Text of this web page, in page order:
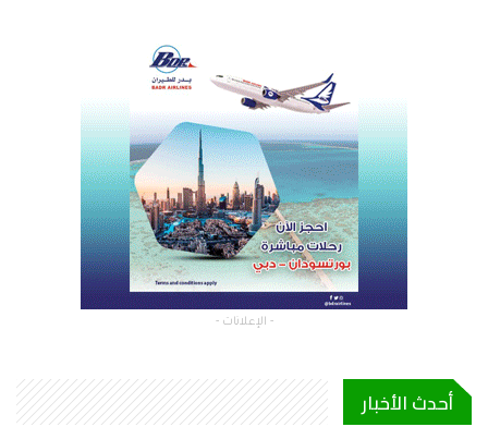
- الإعلانات -
أحدث الأخبار